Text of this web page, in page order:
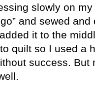
slowly on
and sewed
it to the
quilt so I used a
success. But